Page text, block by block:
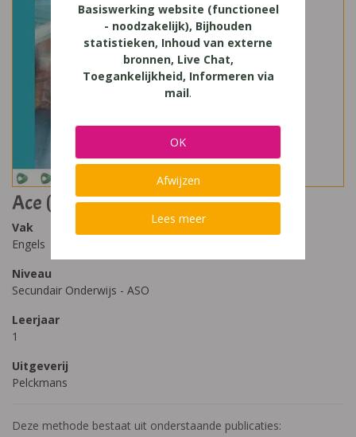
Ace (2020) 1
Vak
Engels
Niveau
Secundair Onderwijs - ASO
Leerjaar
1
Uitgeverij
Pelckmans
Deze methode bestaat uit onderstaande publicaties:
Basiswerking website (functioneel
- noodzakelijk), Bijhouden
statistieken, Inhoud van externe
bronnen, Live Chat,
Toegankelijkheid, Informeren via
mail.
OK
Afwijzen
Lees meer